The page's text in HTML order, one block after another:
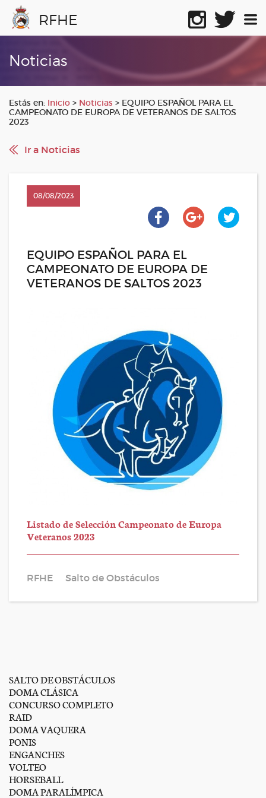
RFHE
Noticias
Estás en: Inicio > Noticias > EQUIPO ESPAÑOL PARA EL
CAMPEONATO DE EUROPA DE VETERANOS DE SALTOS
2023
Ir a Noticias
08/08/2023
EQUIPO ESPAÑOL PARA EL
CAMPEONATO DE EUROPA DE
VETERANOS DE SALTOS 2023
Listado de Selección Campeonato de Europa
Veteranos 2023
RFHE Salto de Obstáculos
SALTO DE OBSTÁCULOS
DOMA CLÁSICA
CONCURSO COMPLETO
RAID
DOMA VAQUERA
PONIS
ENGANCHES
VOLTEO
HORSEBALL
DOMA PARALÍMPICA